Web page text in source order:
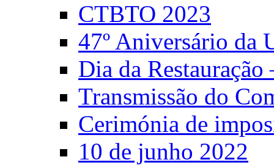
CTBTO 2023
47º Aniversário da
Dia da
Transmissão do
Cerimónia de
10 de junho 2022